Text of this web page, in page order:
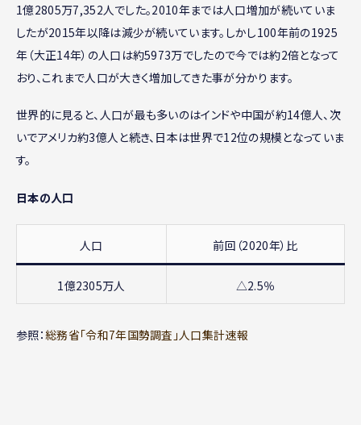
1億2805万7,352人でした。2010年までは人口増加が続いていま
したが2015年以降は減少が続いています。しかし100年前の1925
年（大正14年）の人口は約5973万でしたので今では約2倍となって
おり、これまで人口が大きく増加してきた事が分かります。
世界的に見ると、人口が最も多いのはインドや中国が約14億人、次
いでアメリカ約3億人と続き、日本は世界で12位の規模となっていま
す。
日本の人口
人口 前回（2020年）比
1億2305万人 △2.5％
参照：総務省「令和7年国勢調査」人口集計速報